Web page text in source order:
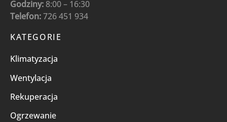
Godziny: 8:00 – 16:30
Telefon:726 451 934
KATEGORIE
Klimatyzacja
Wentylacja
Rekuperacja
Ogrzewanie